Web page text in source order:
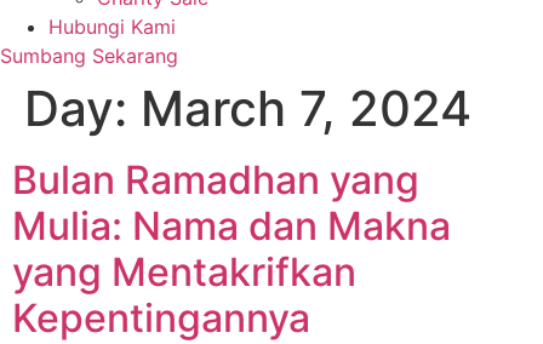
Hubungi Kami
Sumbang Sekarang
Day: March 7, 2024
Bulan Ramadhan yang
Mulia: Nama dan Makna
yang Mentakrifkan
Kepentingannya